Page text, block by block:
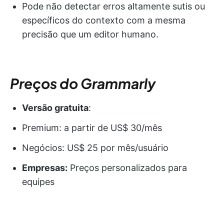
Pode não detectar erros altamente sutis ou
específicos do contexto com a mesma
precisão que um editor humano.
Preços do Grammarly
Versão gratuita:
Premium: a partir de US$ 30/mês
Negócios: US$ 25 por mês/usuário
Empresas: Preços personalizados para
equipes